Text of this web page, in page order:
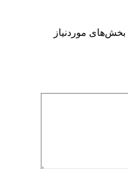
بخش‌های موردنیاز